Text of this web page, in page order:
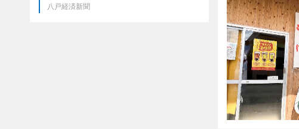
八戸経済新聞